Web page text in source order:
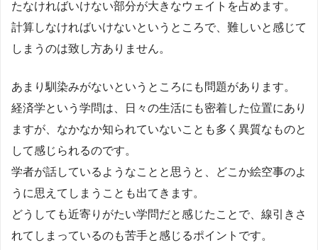
たなければいけない部分が大きなウェイトを占めます。
計算しなければいけないというところで、難しいと感じて
しまうのは致し方ありません。
あまり馴染みがないというところにも問題があります。
経済学という学問は、日々の生活にも密着した位置にあり
ますが、なかなか知られていないことも多く異質なものと
して感じられるのです。
学者が話しているようなことと思うと、どこか絵空事のよ
うに思えてしまうことも出てきます。
どうしても近寄りがたい学問だと感じたことで、線引きさ
れてしまっているのも苦手と感じるポイントです。